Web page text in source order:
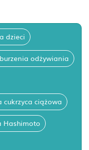
dzieci
odżywiania
cukrzyca ciążowa
Hashimoto